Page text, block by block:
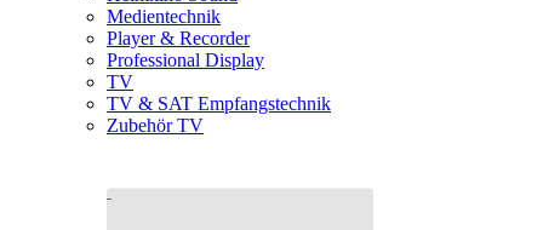
Medientechnik
Player & Recorder
Professional Display
TV
TV & SAT Empfangstechnik
Zubehör TV